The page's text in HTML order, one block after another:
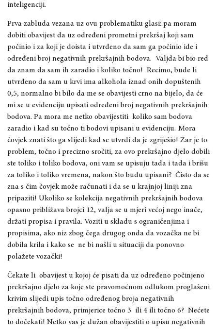
inteligenciji.
Prva zabluda vezana uz ovu problematiku glasi: pa moram
dobiti obavijest da uz određeni prometni prekršaj koji sam
počinio i za koji je doista i utvrđeno da sam ga počinio ide i
određeni broj negativnih prekršajnih bodova. Valjda bi bio red
da znam da sam ih zaradio i koliko točno! Recimo, bude li
utvrđeno da sam u krvi ima alkohola iznad onih dopuštenih
0,5, normalno bi bilo da me se obavijesti crno na bijelo, da će
mi se u evidenciju upisati određeni broj negativnih prekršajnih
bodova. Pa mora me netko obavijestiti koliko sam bodova
zaradio i kad su točno ti bodovi upisani u evidenciju. Mora
čovjek znati što ga slijedi kad se utvrdi da je zgriješio! Zar je to
problem, točno i precizno sročiti, za ovo prekršajno djelo dobili
ste toliko i toliko bodova, oni vam se upisuju tada i tada i brišu
za toliko i toliko vremena, nakon što budu upisani? Čisto da se
zna s čim čovjek može računati i da se u krajnjoj liniji zna
pripaziti! Ukoliko se kolekcija negativnih prekršajnih bodova
opasno približava brojci 12, valja se u mjeri većoj nego inače,
držati propisa i pravila. Voziti u skladu s ograničenjima i
propisima, ako niz zbog čega drugog onda da vozačka ne bi
dobila krila i kako se ne bi našli u situaciji da ponovno
polažete vozački!
Čekate li obavijest u kojoj će pisati da uz određeno počinjeno
prekršajno djelo za koje ste pravomoćnom odlukom proglašeni
krivim slijedi upis točno određenog broja negativnih
prekršajnih bodova, primjerice točno 3 ili 4 ili točno 6? Nećete
to dočekati! Netko vas je dužan obavijestiti o upisu negativnih